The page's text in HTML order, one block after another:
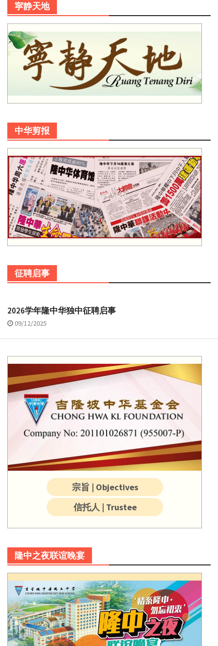
寜静天地
中华剪报
征聘启事
2026学年隆中华独中征聘启事
09/12/2025
宗旨 | Objectives
信托人 | Trustee
隆中之夜联谊晚宴